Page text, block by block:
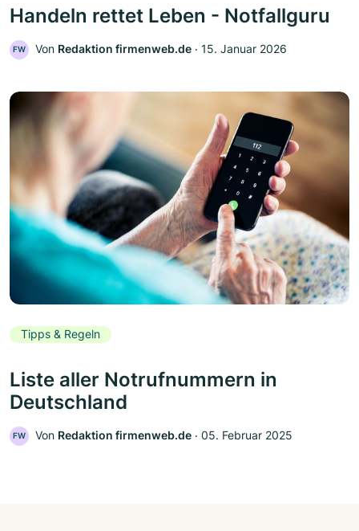
Handeln rettet Leben - Notfallguru
FW Von Redaktion firmenweb.de ‧ 15. Januar 2026
Tipps & Regeln
Liste aller Notrufnummern in
Deutschland
FW Von Redaktion firmenweb.de ‧ 05. Februar 2025